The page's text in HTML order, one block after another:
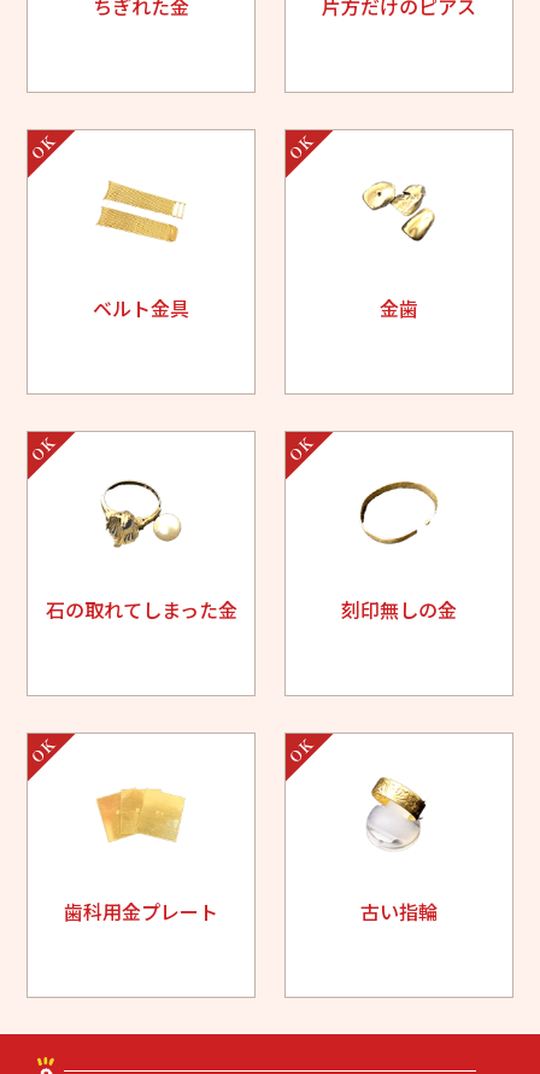
ベルト金具 金歯
石の取れてしまった金 刻印無しの金
歯科用金プレート 古い指輪